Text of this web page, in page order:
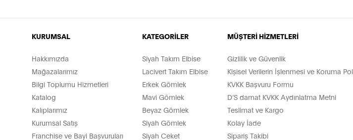
KURUMSAL
Hakkımızda
Mağazalarımız
Bilgi Toplumu Hizmetleri
Katalog
Kalıplarımız
Kurumsal Satış
Franchise ve Bayi Başvuruları
KATEGORİLER
Siyah Takım Elbise
Lacivert Takım Elbise
Erkek Gömlek
Mavi Gömlek
Beyaz Gömlek
Siyah Gömlek
Siyah Ceket
MÜŞTERİ HİZMETLERİ
Gizlilik ve Güvenlik
Kişisel Verilerin İşlenmesi ve Koruma
KVKK Başvuru Formu
D’S damat KVKK Aydınlatma Metni
Teslimat ve Kargo
Kolay İade
Sipariş Takibi